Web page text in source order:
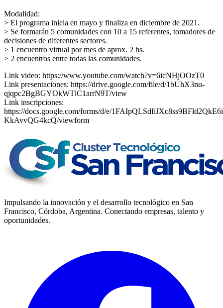
Modalidad:
> El programa inicia en mayo y finaliza en diciembre de 2021.
> Se formarán 5 comunidades con 10 a 15 referentes, tomadores de
decisiones de diferentes sectores.
> 1 encuentro virtual por mes de aprox. 2 hs.
> 2 encuentros entre todas las comunidades.
Link video: https://www.youtube.com/watch?v=6icNHjOOzT0
Link presentaciones: https://drive.google.com/file/d/1bUhX3nu-
qjqpc2BgBGYOkWTlC1arrN9T/view
Link inscripciones:
https://docs.google.com/forms/d/e/
KkAvvQG4kcQ/viewform
Impulsando la innovación y el desarrollo tecnológico en San
Francisco, Córdoba, Argentina. Conectando empresas, talento y
oportunidades.